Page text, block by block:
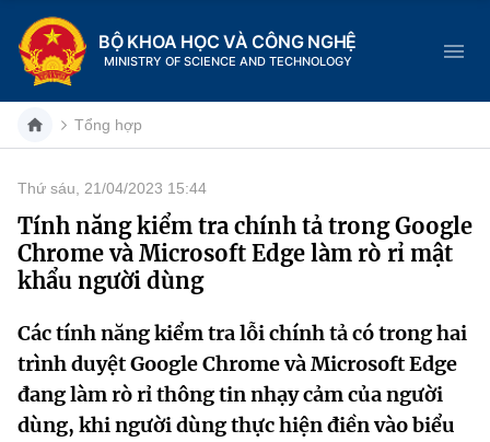
BỘ KHOA HỌC VÀ CÔNG NGHỆ
MINISTRY OF SCIENCE AND TECHNOLOGY
Danh mục
Trang chủ
Chức năng nhiệm vụ
Cơ cấu tổ chức
Tin tức sự kiện
Khoa học và Công nghệ
Dịch vụ công
Tổng hợp
Thứ sáu, 21/04/2023 15:44
Tính năng kiểm tra chính tả trong Google
Chrome và Microsoft Edge làm rò rỉ mật
khẩu người dùng
Các tính năng kiểm tra lỗi chính tả có trong hai
trình duyệt Google Chrome và Microsoft Edge
đang làm rò rỉ thông tin nhạy cảm của người
dùng, khi người dùng thực hiện điền vào biểu